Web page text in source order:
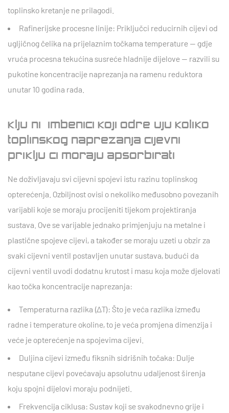
toplinsko kretanje ne prilagodi.
Rafinerijske procesne linije: Priključci reducirnih cijevi od
ugljičnog čelika na prijelaznim točkama temperature — gdje
vruća procesna tekućina susreće hladnije dijelove — razvili su
pukotine koncentracije naprezanja na ramenu reduktora
unutar 10 godina rada.
Ključni čimbenici koji određuju koliko
toplinskog naprezanja cijevni
priključci moraju apsorbirati
Ne doživljavaju svi cijevni spojevi istu razinu toplinskog
opterećenja. Ozbiljnost ovisi o nekoliko međusobno povezanih
varijabli koje se moraju procijeniti tijekom projektiranja
sustava. Ove se varijable jednako primjenjuju na metalne i
plastične spojeve cijevi, a također se moraju uzeti u obzir za
svaki cijevni ventil postavljen unutar sustava, budući da
cijevni ventil uvodi dodatnu krutost i masu koja može djelovati
kao točka koncentracije naprezanja:
Temperaturna razlika (ΔT): Što je veća razlika između
radne i temperature okoline, to je veća promjena dimenzija i
veće je opterećenje na spojevima cijevi.
Duljina cijevi između fiksnih sidrišnih točaka: Dulje
nesputane cijevi povećavaju apsolutnu udaljenost širenja
koju spojni dijelovi moraju podnijeti.
Frekvencija ciklusa: Sustav koji se svakodnevno grije i